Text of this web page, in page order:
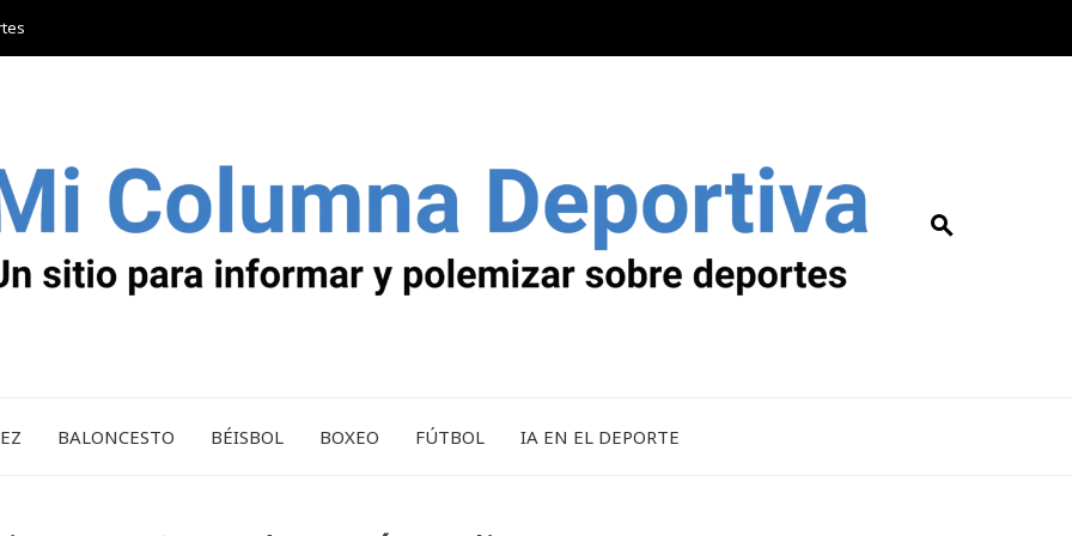
BALONCESTO BÉISBOL BOXEO FÚTBOL IA EN EL DEPORTE